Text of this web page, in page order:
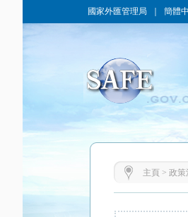
國家外匯管理局 簡體
主頁 > 政策